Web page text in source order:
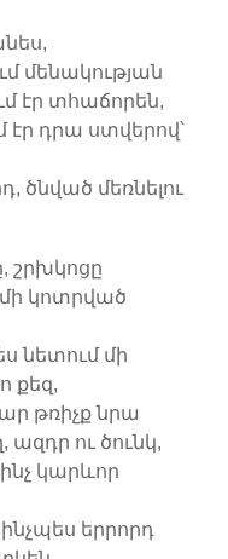
մենակության
էր տհաճորեն,
դրա ստվերով՝
ծնված մեռնելու
շրխկոցը
կոտրված
նետում մի
քեզ,
թռիչք նրա
ու ծունկ,
կարևոր
երրորդ